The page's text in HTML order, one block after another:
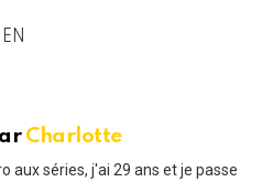
Charlotte
aux séries, j'ai 29 ans et je passe